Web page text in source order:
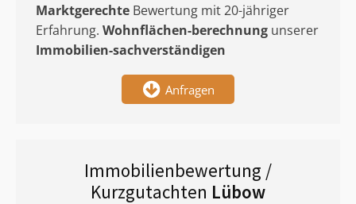
Marktgerechte Bewertung mit 20-jähriger
Erfahrung. Wohnflächen-berechnung unserer
Immobilien-sachverständigen
Anfragen
Immobilienbewertung /
Kurzgutachten Lübow